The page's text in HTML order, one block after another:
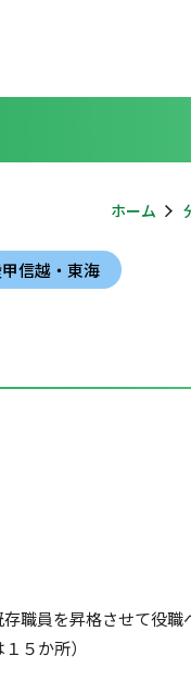
ホーム
信越・東海
職員を昇格させて役
５か所）